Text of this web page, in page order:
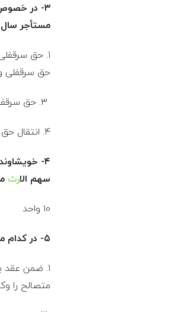
مستأجر سال ۱۳۵۶، کدام مورد صحیح است؟
حق سرقفلی
۴. انتقال حق سرقفلی و حق کسب یا پیشه یا تجارت، متوقف به اذن مالک و دادگاه است.
۴-
سهم الارث
۱۰ واحد 2. 20 واحد 3. 5/7 واحد 4. 12 واحد
۵- در کدام مورد، وکالت بلاعزل است؟
متصالح را